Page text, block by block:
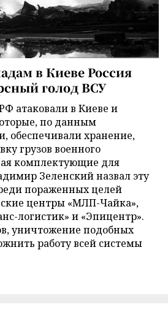
в Киеве Россия
голод ВСУ
атаковали в Киеве и
по данным
обеспечивали хранение,
грузов военного
комплектующие для
Зеленский назвал эту
пораженных целей
центры «МЛП-Чайка»,
логистик» и «Эпицентр».
уничтожение подобных
работу всей системы